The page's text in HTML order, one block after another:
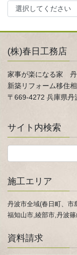
(株)春日工務店
家事が楽になる家
新築リフォーム移住
〒669-4272 兵庫県丹
サイト内検索
施工エリア
丹波市全域(春日町、市
福知山市,綾部市,丹波
資料請求